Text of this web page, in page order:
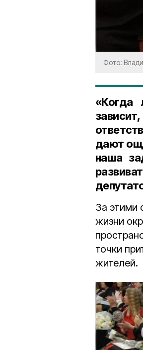
Фото:
«Когда
дают
наша
За этими
жизни
точки
жителей.